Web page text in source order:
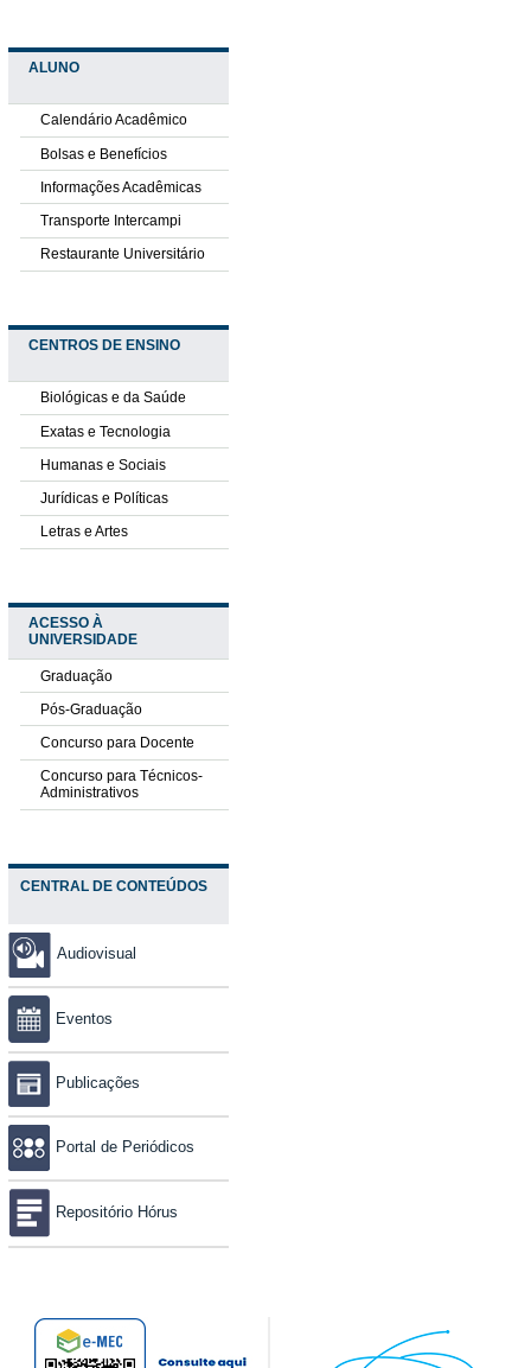
ALUNO
Calendário Acadêmico
Bolsas e Benefícios
Informações Acadêmicas
Transporte Intercampi
Restaurante Universitário
CENTROS DE ENSINO
Biológicas e da Saúde
Exatas e Tecnologia
Humanas e Sociais
Jurídicas e Políticas
Letras e Artes
ACESSO À
UNIVERSIDADE
Graduação
Pós-Graduação
Concurso para Docente
Concurso para Técnicos-
Administrativos
CENTRAL DE CONTEÚDOS
Audiovisual
Eventos
Publicações
Portal de Periódicos
Repositório Hórus